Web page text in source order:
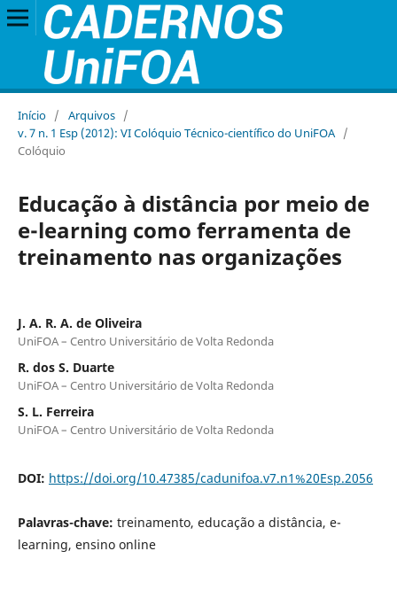
Início / Arquivos /
v. 7 n. 1 Esp (2012): VI Colóquio Técnico-científico do UniFOA /
Colóquio
Educação à distância por meio de
e-learning como ferramenta de
treinamento nas organizações
J. A. R. A. de Oliveira
UniFOA – Centro Universitário de Volta Redonda
R. dos S. Duarte
UniFOA – Centro Universitário de Volta Redonda
S. L. Ferreira
UniFOA – Centro Universitário de Volta Redonda
DOI: https://doi.org/10.47385/cadunifoa.v7.n1%20Esp.2056
Palavras-chave: treinamento, educação a distância, e-
learning, ensino online